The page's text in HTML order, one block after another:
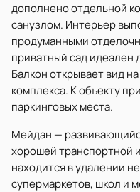
дополнено отдельной
санузлом. Интерьер
продуманными
приватный сад идеален
Балкон открывает вид
комплекса. К объекту
паркинговых места.
Мейдан —
хорошей транспортной
находится в удалении
супермаркетов, школ и